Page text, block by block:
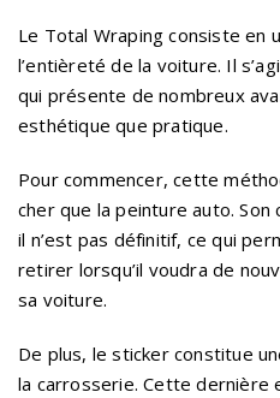
Le Total Wraping consiste en
l’entièreté de la voiture. Il
qui présente de nombreux
esthétique que pratique.
Pour commencer, cette
cher que la peinture auto.
il n’est pas définitif, ce qui
retirer lorsqu’il voudra de
sa voiture.
De plus, le sticker constitue
la carrosserie. Cette dernière